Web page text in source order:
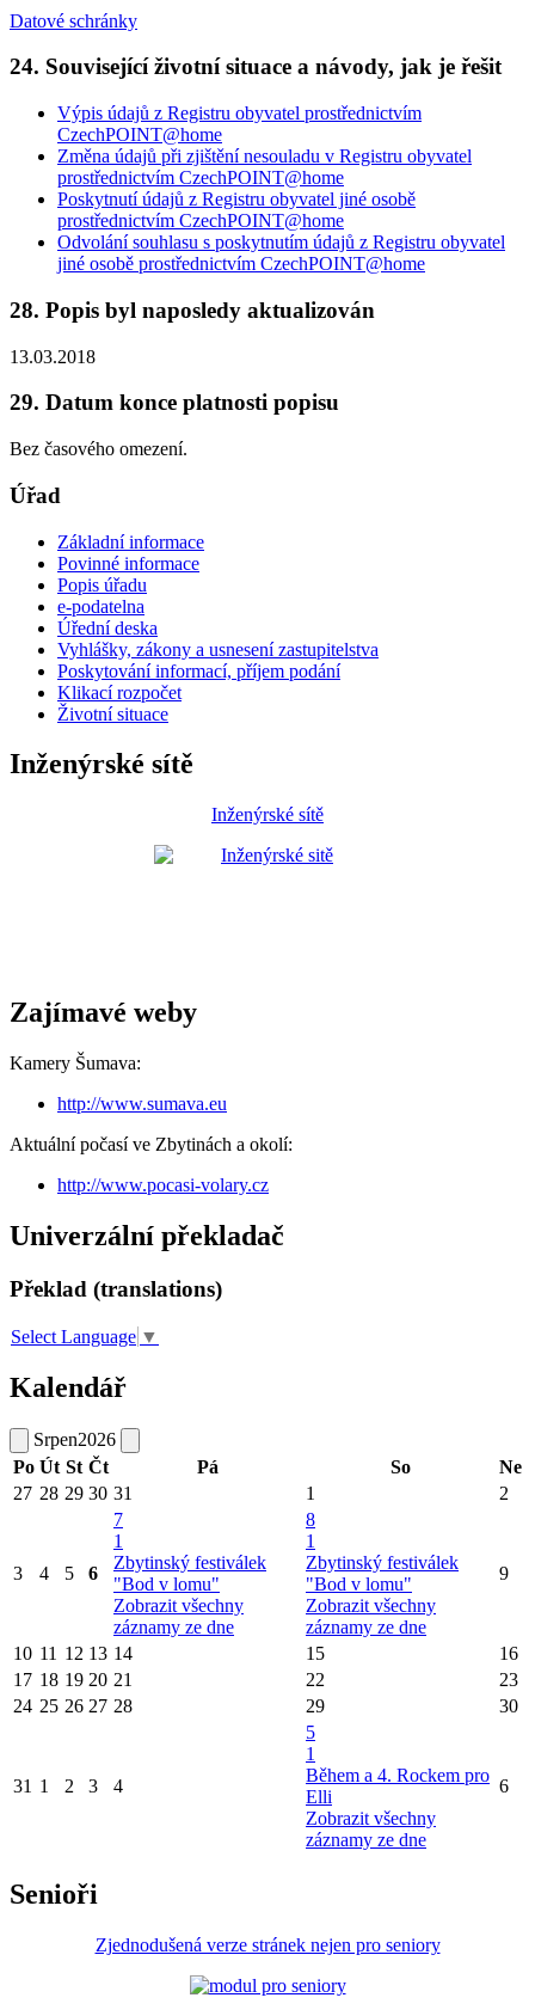
Datové schránky
24. Související životní situace a návody, jak je řešit
Výpis údajů z Registru obyvatel prostřednictvím
CzechPOINT@home
Změna údajů při zjištění nesouladu v Registru obyvatel
prostřednictvím CzechPOINT@home
Poskytnutí údajů z Registru obyvatel jiné osobě
prostřednictvím CzechPOINT@home
Odvolání souhlasu s poskytnutím údajů z Registru obyvatel
jiné osobě prostřednictvím CzechPOINT@home
28. Popis byl naposledy aktualizován
13.03.2018
29. Datum konce platnosti popisu
Bez časového omezení.
Úřad
Základní informace
Povinné informace
Popis úřadu
e-podatelna
Úřední deska
Vyhlášky, zákony a usnesení zastupitelstva
Poskytování informací, příjem podání
Klikací rozpočet
Životní situace
Inženýrské sítě
Inženýrské sítě
Zajímavé weby
Kamery Šumava:
http://www.sumava.eu
Aktuální počasí ve Zbytinách a okolí:
http://www.pocasi-volary.cz
Univerzální překladač
Překlad (translations)
Select Language ▼
Kalendář
Srpen2026
Po Út St Čt Pá So
Ne
27 28 29 30 31 1 2
3 4 5 6
7
1
Zbytinský festiválek
"Bod v lomu"
Zobrazit všechny
záznamy ze dne
8
1
Zbytinský festiválek
"Bod v lomu"
Zobrazit všechny
záznamy ze dne
9
10 11 12 13 14 15
16
17 18 19 20 21 22
23
24 25 26 27 28 29 30
31 1 2 3 4
5
1
Během a 4. Rockem pro
Elli
Zobrazit všechny
záznamy ze dne
6
Senioři
Zjednodušená verze stránek nejen pro seniory